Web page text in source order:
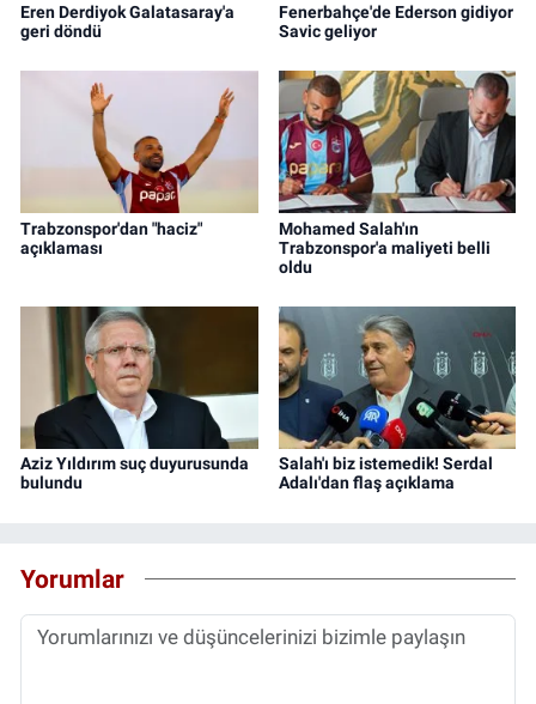
Eren Derdiyok Galatasaray'a
geri döndü
Fenerbahçe'de Ederson gidiyor
Savic geliyor
Trabzonspor'dan "haciz"
açıklaması
Mohamed Salah'ın
Trabzonspor'a maliyeti belli
oldu
Aziz Yıldırım suç duyurusunda
bulundu
Salah'ı biz istemedik! Serdal
Adalı'dan flaş açıklama
Yorumlar